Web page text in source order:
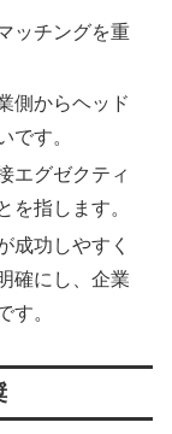
ッチングを重
側からヘッド
です。
エグゼクティ
を指します。
成功しやすく
確にし、企業
す。